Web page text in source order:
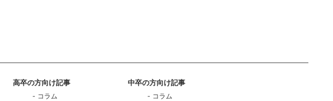
高卒の方向け記事
コラム
中卒の方向け記事
コラム